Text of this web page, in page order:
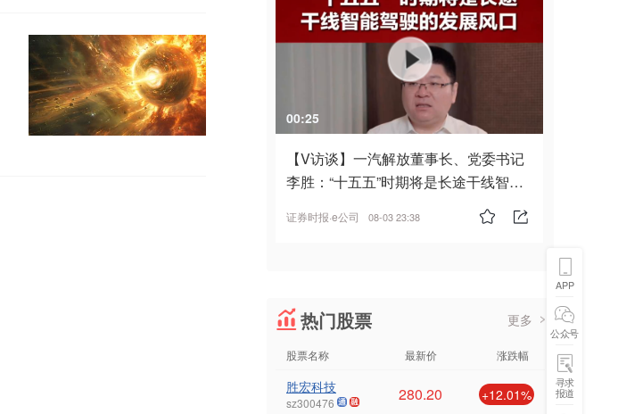
00:25
【V访谈】一汽解放董事长、党委书记
李胜：“十五五”时期将是长途干线智能
证券时报·e公司 08-03 23:38
热门股票 更多
股票名称 最新价 涨跌幅
胜宏科技
sz300476 280.20 +12.01%
APP
公众号
寻求
报道